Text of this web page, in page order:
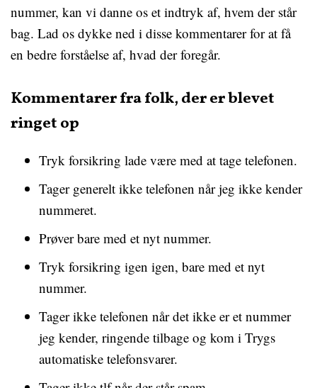
nummer, kan vi danne os et indtryk af, hvem der står
bag. Lad os dykke ned i disse kommentarer for at få
en bedre forståelse af, hvad der foregår.
Kommentarer fra folk, der er blevet
ringet op
Tryk forsikring lade være med at tage telefonen.
Tager generelt ikke telefonen når jeg ikke kender
nummeret.
Prøver bare med et nyt nummer.
Tryk forsikring igen igen, bare med et nyt
nummer.
Tager ikke telefonen når det ikke er et nummer
jeg kender, ringende tilbage og kom i Trygs
automatiske telefonsvarer.